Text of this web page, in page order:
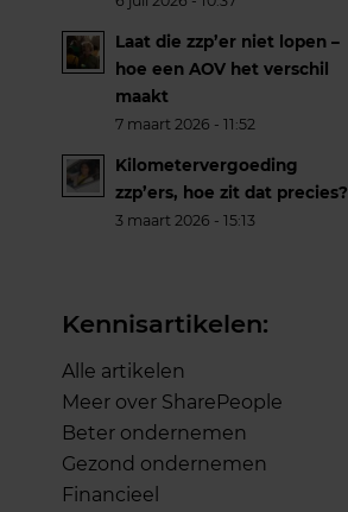
Laat die zzp’er niet lopen –
hoe een AOV het verschil
maakt
7 maart 2026 - 11:52
Kilometervergoeding
zzp’ers, hoe zit dat precies?
3 maart 2026 - 15:13
Kennisartikelen:
Alle artikelen
Meer over SharePeople
Beter ondernemen
Gezond ondernemen
Financieel